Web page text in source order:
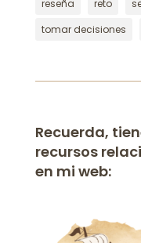
reseña
reto
tomar decisiones
Recuerda,
recursos
en mi web: